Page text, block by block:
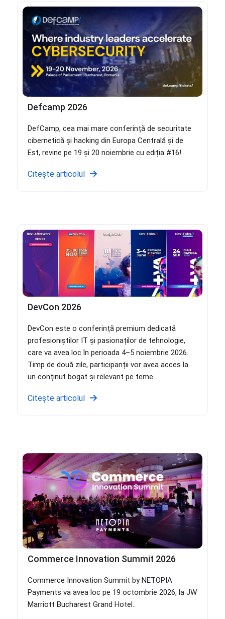
Defcamp 2026
DefCamp, cea mai mare conferință de securitate
cibernetică și hacking din Europa Centrală și de
Est, revine pe 19 și 20 noiembrie cu ediția #16!
Citește articolul
DevCon 2026
DevCon este o conferință premium dedicată
profesioniștilor IT și pasionaților de tehnologie,
care va avea loc în perioada 4–5 noiembrie 2026.
Timp de două zile, participanții vor avea acces la
un conținut bogat și relevant pe teme...
Citește articolul
Commerce Innovation Summit 2026
Commerce Innovation Summit by NETOPIA
Payments va avea loc pe 19 octombrie 2026, la JW
Marriott Bucharest Grand Hotel.